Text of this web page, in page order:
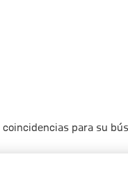
coincidencias para su